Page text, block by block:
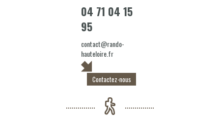
04 71 04 15
95
contact@rando-
hauteloire.fr
Contactez-nous